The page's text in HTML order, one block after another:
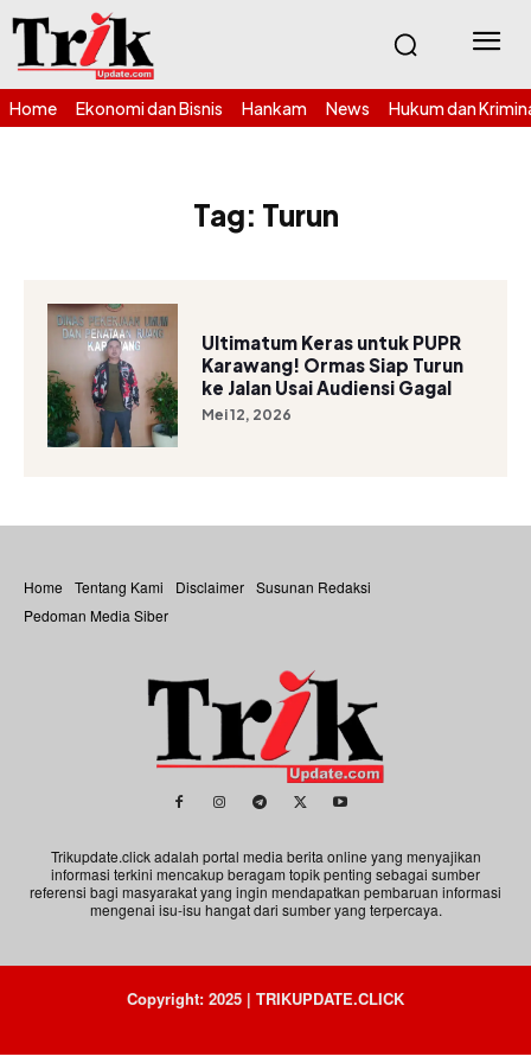
Home Ekonomi dan Bisnis Hankam News Hukum dan
Tag: Turun
Ultimatum Keras untuk PUPR
Karawang! Ormas Siap Turun
ke Jalan Usai Audiensi Gagal
Mei 12, 2026
Home Tentang Kami Disclaimer Susunan Redaksi
Pedoman Media Siber
Trikupdate.click adalah portal media berita online yang menyajikan
informasi terkini mencakup beragam topik penting sebagai sumber
referensi bagi masyarakat yang ingin mendapatkan pembaruan informasi
mengenai isu-isu hangat dari sumber yang terpercaya.
Copyright: 2025 | TRIKUPDATE.CLICK